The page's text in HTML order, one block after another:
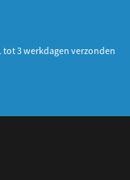
3 werkdagen verzonden